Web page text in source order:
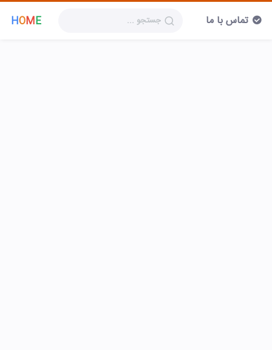
HOME تماس با ما